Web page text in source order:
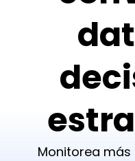
Monitorea más